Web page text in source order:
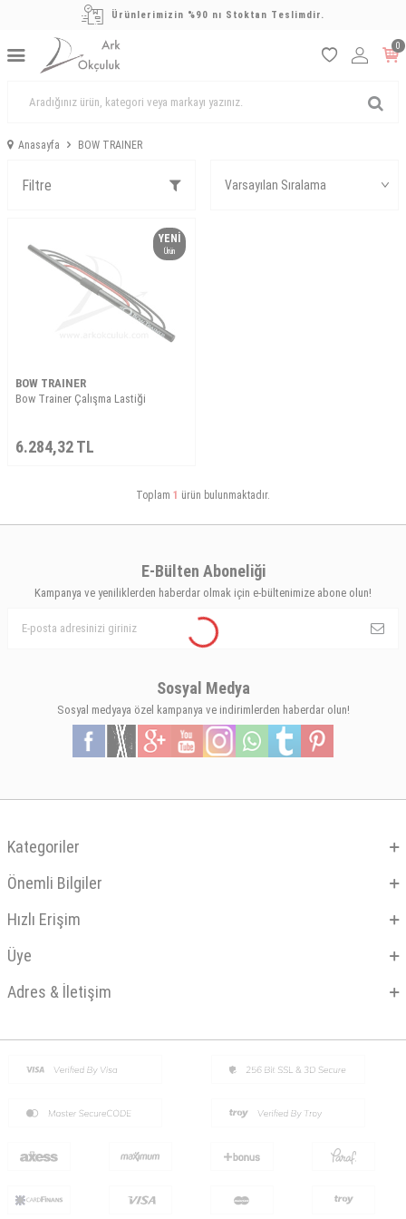
Ürünlerimizin %90 nı Stoktan Teslimdir.
0
Anasayfa BOW TRAINER
Filtre
YENI
Ürün
BOW TRAINER
Bow Trainer Çalışma Lastiği
6.284,32TL
Toplam 1 ürün bulunmaktadır.
E-Bülten Aboneliği
Kampanya ve yeniliklerden haberdar olmak için e-bültenimize abone olun!
Sosyal Medya
Sosyal medyaya özel kampanya ve indirimlerden haberdar olun!
Kategoriler
Önemli Bilgiler
Hızlı Erişim
Üye
Adres & İletişim